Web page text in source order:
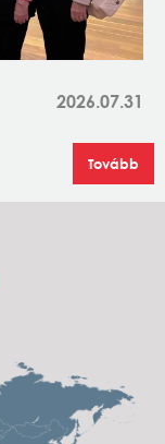
2026.07.31
Tovább